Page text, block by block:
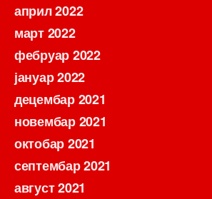
април 2022
март 2022
фебруар 2022
јануар 2022
децембар 2021
новембар 2021
октобар 2021
септембар 2021
август 2021